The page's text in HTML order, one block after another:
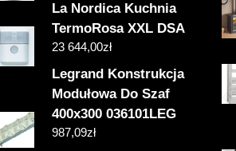
La Nordica Kuchnia
TermoRosa XXL DSA
23 644,00zł
Legrand Konstrukcja
Modułowa Do Szaf
400x300 036101LEG
987,09zł